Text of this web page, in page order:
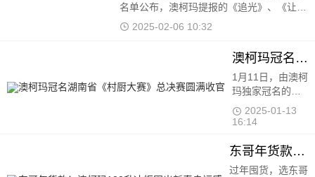
名单公布，澳柯玛提报的《追光》、《让陪
伴更有温度》两个品牌故事登榜。 《追
2025-02-06 10:32
澳柯玛冠名湖南省《村厨大赛》总决赛圆满收官
1月11日，由澳柯
玛独家冠名的
2024湖南省《村
厨大赛》总决赛
建梅澜坊开赛
2025-01-13
16:14
东哥年货款！澳柯玛100升冰柜囤出新春幸福感
过年囤货，选东哥